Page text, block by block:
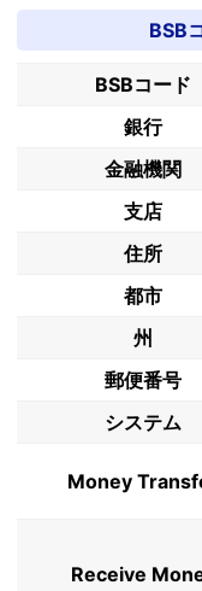
BSB
BSBコード
銀行
金融機関
支店
住所
都市
州
郵便番号
システム
Money
Receive